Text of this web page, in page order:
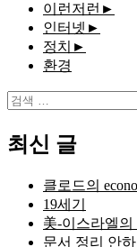
이런저런 ►
인터넷 ►
정치 ►
환경
검
최신 글
클로드의
19세기
美-이스라엘
문서 정리 안